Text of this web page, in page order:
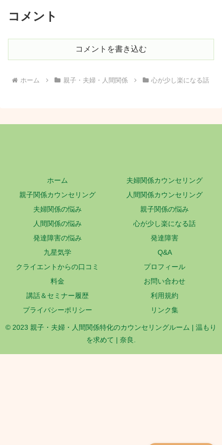
コメント
コメントを書き込む
ホーム 親子・夫婦・人間関係 心が少し楽になる話
ホーム
夫婦関係カウンセリング
親子関係カウンセリング
人間関係カウンセリング
夫婦関係の悩み
親子関係の悩み
人間関係の悩み
心が少し楽になる話
発達障害の悩み
発達障害
九星気学
Q&A
クライエントからの口コミ
プロフィール
料金
お問い合わせ
講話＆セミナー履歴
利用規約
プライバシーポリシー
リンク集
© 2023 親子・夫婦・人間関係特化のカウンセリングルーム | 温もり
を求めて | 奈良.